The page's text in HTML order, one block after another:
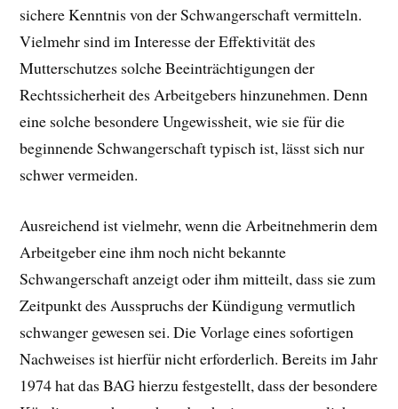
sichere Kenntnis von der Schwangerschaft vermitteln.
Vielmehr sind im Interesse der Effektivität des
Mutterschutzes solche Beeinträchtigungen der
Rechtssicherheit des Arbeitgebers hinzunehmen. Denn
eine solche besondere Ungewissheit, wie sie für die
beginnende Schwangerschaft typisch ist, lässt sich nur
schwer vermeiden.
Ausreichend ist vielmehr, wenn die Arbeitnehmerin dem
Arbeitgeber eine ihm noch nicht bekannte
Schwangerschaft anzeigt oder ihm mitteilt, dass sie zum
Zeitpunkt des Ausspruchs der Kündigung vermutlich
schwanger gewesen sei. Die Vorlage eines sofortigen
Nachweises ist hierfür nicht erforderlich. Bereits im Jahr
1974 hat das BAG hierzu festgestellt, dass der besondere